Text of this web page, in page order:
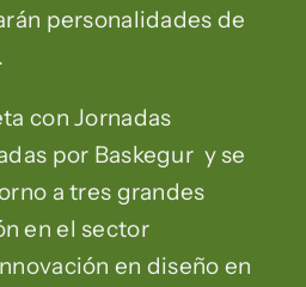
personalidades de
con Jornadas
por Baskegur y se
a tres grandes
en el sector
en diseño en